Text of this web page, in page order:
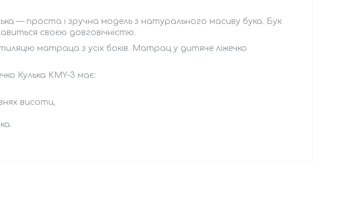
— проста і зручна модель з натурального масиву бука. Бук
своєю довговічністю.
матраца з усіх боків. Матрац у дитяче ліжечко
Кулька KMY-3 має:
висоти,